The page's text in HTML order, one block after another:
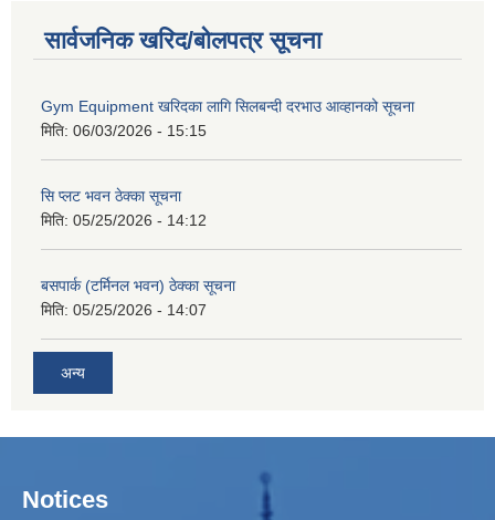
सार्वजनिक खरिद/बोलपत्र सूचना
Gym Equipment खरिदका लागि सिलबन्दी दरभाउ आव्हानको सूचना
मिति: 06/03/2026 - 15:15
सि प्लट भवन ठेक्का सूचना
मिति: 05/25/2026 - 14:12
बसपार्क (टर्मिनल भवन) ठेक्का सूचना
मिति: 05/25/2026 - 14:07
अन्य
Notices